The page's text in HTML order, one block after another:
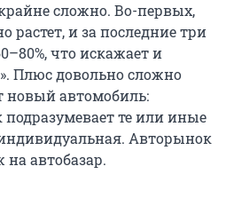
сложно. Во-первых,
растет, и за последние три
что искажает и
Плюс довольно сложно
новый автомобиль:
подразумевает те или иные
Авторынок
на автобазар.